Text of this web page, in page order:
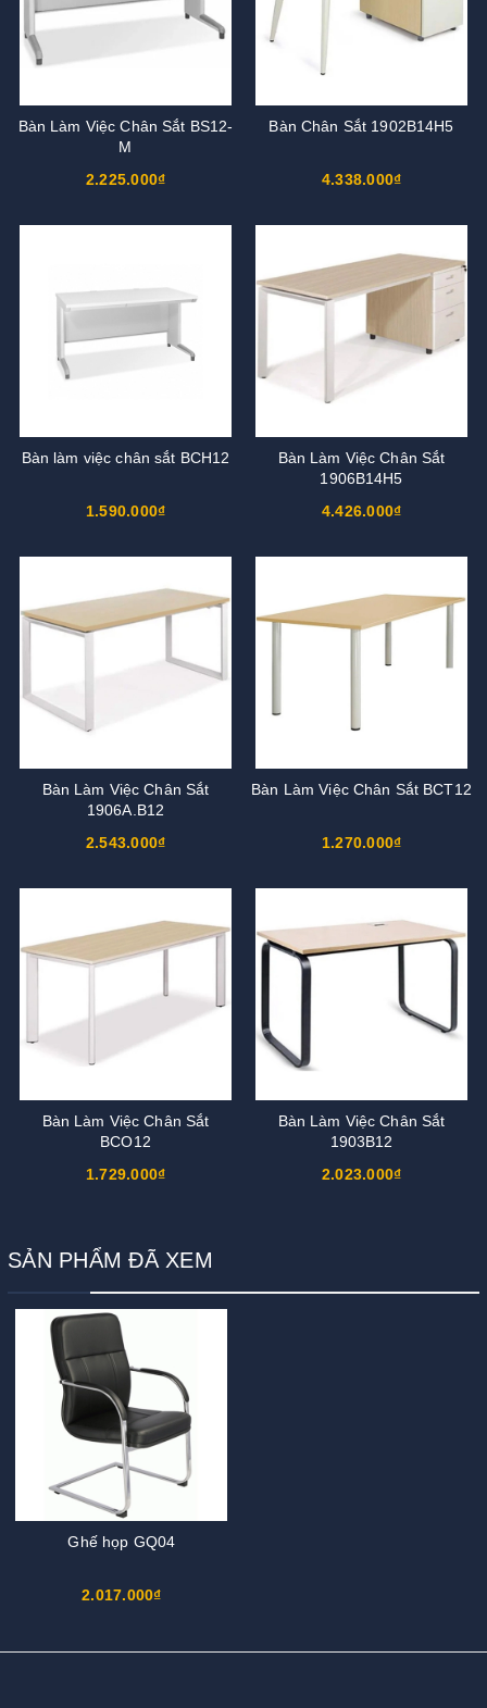
Bàn Làm Việc Chân Sắt BS12-
M
2.225.000₫
Bàn Chân Sắt 1902B14H5
4.338.000₫
Bàn làm việc chân sắt BCH12
1.590.000₫
Bàn Làm Việc Chân Sắt
1906B14H5
4.426.000₫
Bàn Làm Việc Chân Sắt
1906A.B12
2.543.000₫
Bàn Làm Việc Chân Sắt BCT12
1.270.000₫
Bàn Làm Việc Chân Sắt
BCO12
1.729.000₫
Bàn Làm Việc Chân Sắt
1903B12
2.023.000₫
SẢN PHẨM ĐÃ XEM
Ghế họp GQ04
2.017.000₫